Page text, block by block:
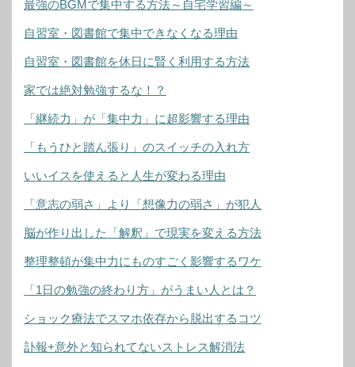
最強のBGMで集中する方法～自宅学習編～
自習室・図書館で集中できなくなる理由
自習室・図書館を休日に賢く利用する方法
家では絶対勉強するな！？
「継続力」が「集中力」に超影響する理由
「もうひと踏ん張り」のスイッチの入れ方
いいイスを使えると人生が変わる理由
「意志の弱さ」より「想像力の弱さ」が犯人
脳が作り出した「解釈」で現実を変える方法
整理整頓が集中力にものすごく影響するワケ
「1日の勉強の終わり方」がうまい人とは？
ショック療法でスマホ依存から脱出するコツ
訃報+意外と知られてないストレス解消法